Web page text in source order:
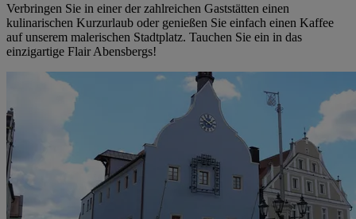
Verbringen Sie in einer der zahlreichen Gaststätten einen
kulinarischen Kurzurlaub oder genießen Sie einfach einen Kaffee
auf unserem malerischen Stadtplatz. Tauchen Sie ein in das
einzigartige Flair Abensbergs!